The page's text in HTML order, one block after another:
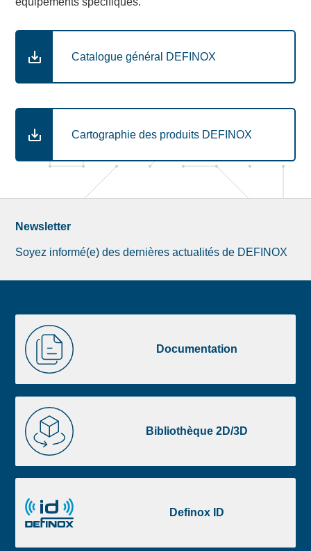
Catalogue général DEFINOX
Cartographie des produits DEFINOX
Newsletter
Soyez informé(e) des dernières actualités de DEFINOX
Image
de
liste
footer
Documentation
Documentation
Bibliothèque 2D/3D
Bibliothèque
2D/3D
Definox ID
ID